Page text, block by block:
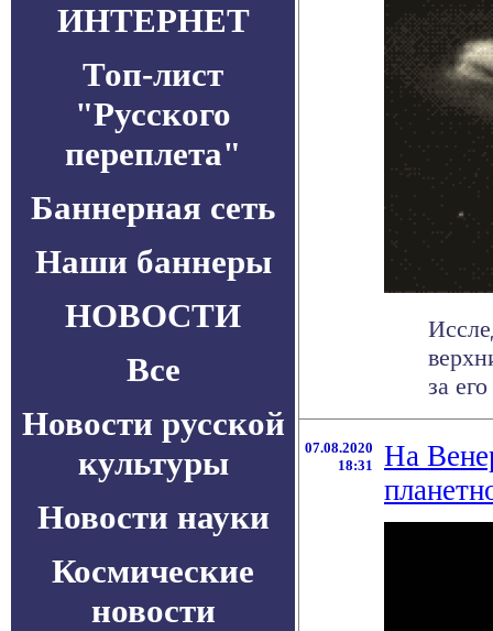
ИНТЕРНЕТ
Топ-лист
"Русского
переплета"
Баннерная сеть
Наши баннеры
НОВОСТИ
Все
Новости русской
культуры
Новости науки
Космические
новости
за
07.08.2020
18:31
На